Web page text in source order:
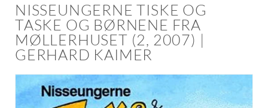
NISSEUNGERNE TISKE OG
TASKE OG BØRNENE FRA
MØLLERHUSET (2, 2007) |
GERHARD KAIMER